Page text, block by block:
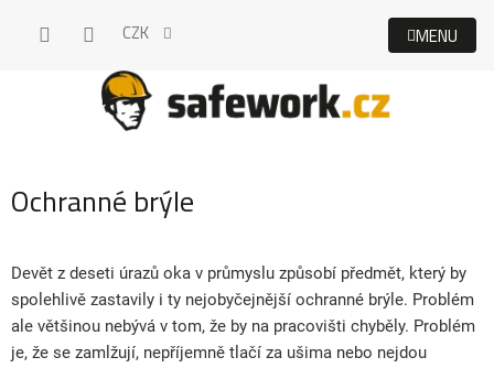
CZK
Ochranné brýle
Devět z deseti úrazů oka v průmyslu způsobí předmět, který by
spolehlivě zastavily i ty nejobyčejnější ochranné brýle. Problém
ale většinou nebývá v tom, že by na pracovišti chyběly. Problém
je, že se zamlžují, nepříjemně tlačí za ušima nebo nejdou